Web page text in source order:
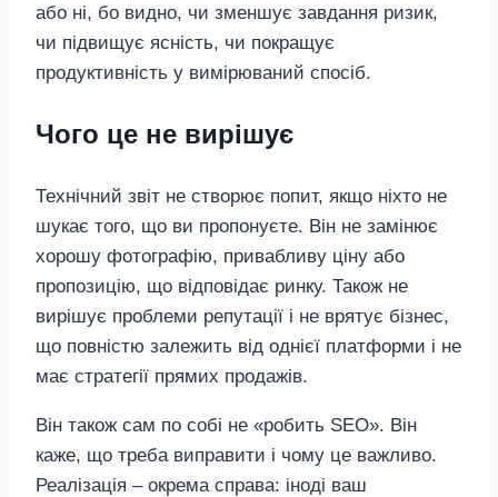
або ні, бо видно, чи зменшує завдання ризик,
чи підвищує ясність, чи покращує
продуктивність у вимірюваний спосіб.
Чого це не вирішує
Технічний звіт не створює попит, якщо ніхто не
шукає того, що ви пропонуєте. Він не замінює
хорошу фотографію, привабливу ціну або
пропозицію, що відповідає ринку. Також не
вирішує проблеми репутації і не врятує бізнес,
що повністю залежить від однієї платформи і не
має стратегії прямих продажів.
Він також сам по собі не «робить SEO». Він
каже, що треба виправити і чому це важливо.
Реалізація – окрема справа: іноді ваш